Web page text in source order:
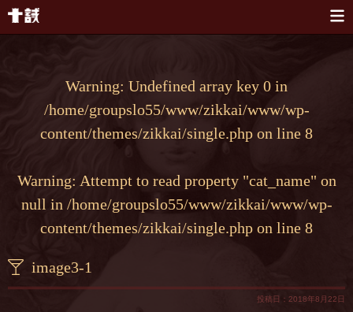
Warning: Undefined array key 0 in
/home/groupslo55/www/zikkai/www/wp-
content/themes/zikkai/single.php on line 8
Warning: Attempt to read property "cat_name" on
null in /home/groupslo55/www/zikkai/www/wp-
content/themes/zikkai/single.php on line 8
image3-1
投稿日：2018年8月22日